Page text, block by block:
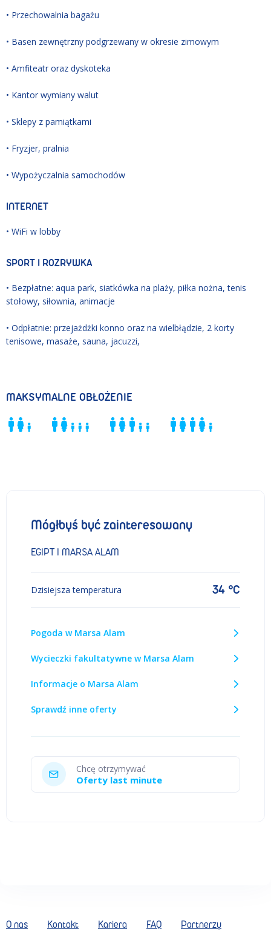
• Przechowalnia bagażu
• Basen zewnętrzny podgrzewany w okresie zimowym
• Amfiteatr oraz dyskoteka
• Kantor wymiany walut
• Sklepy z pamiątkami
• Fryzjer, pralnia
• Wypożyczalnia samochodów
INTERNET
• WiFi w lobby
SPORT I ROZRYWKA
• Bezpłatne: aqua park, siatkówka na plaży, piłka nożna, tenis
stołowy, siłownia, animacje
• Odpłatnie: przejażdżki konno oraz na wielbłądzie, 2 korty
tenisowe, masaże, sauna, jacuzzi,
MAKSYMALNE OBŁOŻENIE
Mógłbyś być zainteresowany
EGIPT I MARSA ALAM
Dzisiejsza temperatura 34 °C
Pogoda w Marsa Alam
Wycieczki fakultatywne w Marsa Alam
Informacje o Marsa Alam
Sprawdź inne oferty
Chcę otrzymywać
Oferty last minute
O nas Kontakt Kariera FAQ Partnerzy